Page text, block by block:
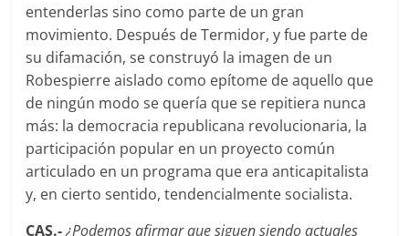
entenderlas sino como parte de un gran
movimiento. Después de Termidor, y fue parte de
su difamación, se construyó la imagen de un
Robespierre aislado como epítome de aquello que
de ningún modo se querí­a que se repitiera nunca
más: la democracia republicana revolucionaria, la
participación popular en un proyecto común
articulado en un programa que era anticapitalista
y, en cierto sentido, tendencialmente socialista.
CAS.-¿Podemos afirmar que siguen siendo actuales